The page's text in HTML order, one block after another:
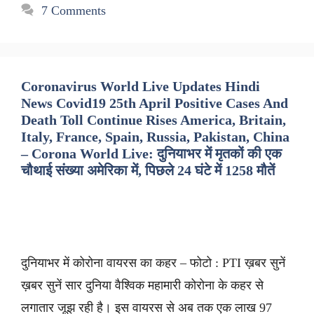
7 Comments
Coronavirus World Live Updates Hindi
News Covid19 25th April Positive Cases And
Death Toll Continue Rises America, Britain,
Italy, France, Spain, Russia, Pakistan, China
– Corona World Live: दुनियाभर में मृतकों की एक
चौथाई संख्या अमेरिका में, पिछले 24 घंटे में 1258 मौतें
दुनियाभर में कोरोना वायरस का कहर – फोटो : PTI ख़बर सुनें
ख़बर सुनें सार दुनिया वैश्विक महामारी कोरोना के कहर से
लगातार जूझ रही है। इस वायरस से अब तक एक लाख 97